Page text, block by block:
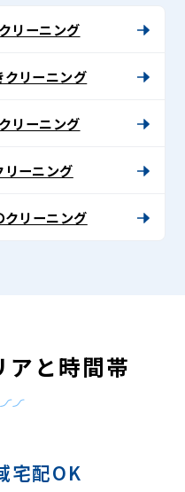
リーニング
クリーニング
リーニング
リーニング
クリーニング
アと時間帯
宅配OK